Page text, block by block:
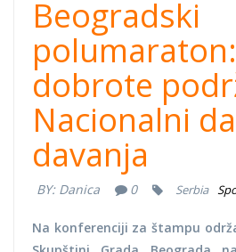
Beogradski
dobrote
Nacionalni
davanja
BY: Danica 0 Serbia
Na konferenciji za štampu